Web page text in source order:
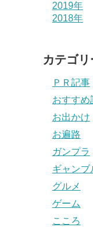
2019年
2018年
カテゴリ
ＰＲ記事
おすすめ
お出かけ
お遍路
ガンプラ
ギャンブ
グルメ
ゲーム
こころ